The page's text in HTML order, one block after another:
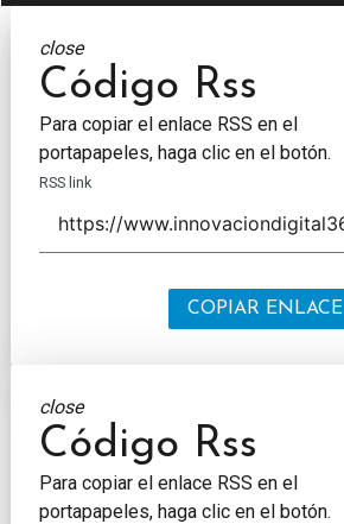
close
Código Rss
Para copiar el enlace RSS en el
portapapeles, haga clic en el botón.
RSS link
COPIAR ENLACE
close
Código Rss
Para copiar el enlace RSS en el
portapapeles, haga clic en el botón.